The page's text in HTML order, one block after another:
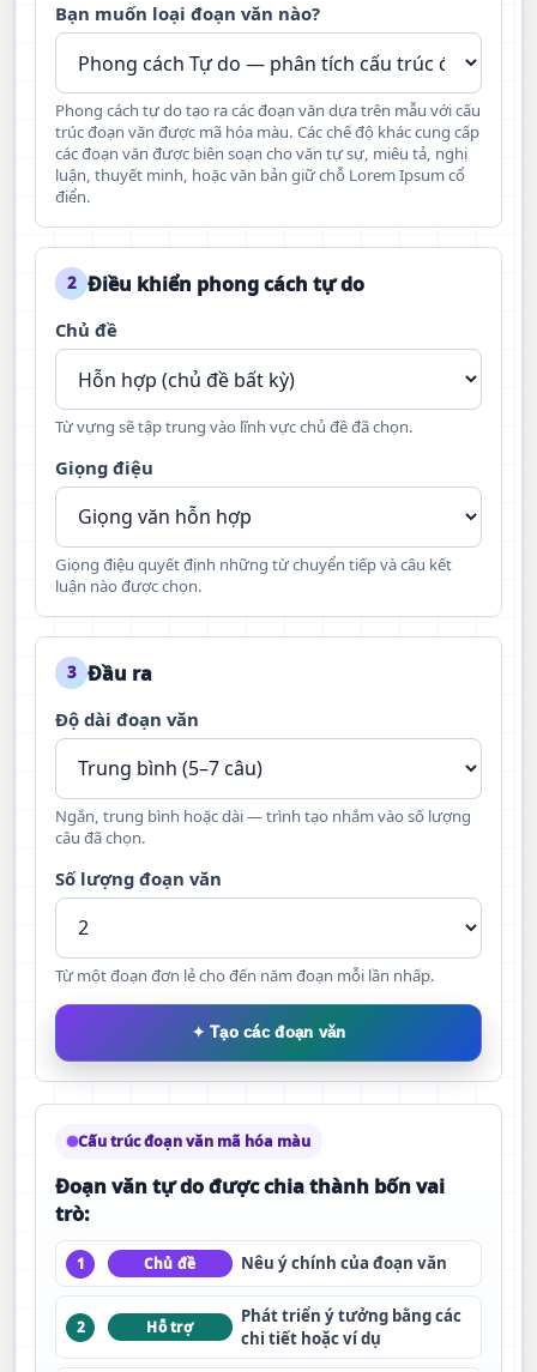
Bạn muốn loại đoạn văn nào?
Phong cách tự do tạo ra các đoạn văn dựa trên mẫu với cấu
trúc đoạn văn được mã hóa màu. Các chế độ khác cung cấp
các đoạn văn được biên soạn cho văn tự sự, miêu tả, nghị
luận, thuyết minh, hoặc văn bản giữ chỗ Lorem Ipsum cổ
điển.
2 Điều khiển phong cách tự do
Chủ đề
Từ vựng sẽ tập trung vào lĩnh vực chủ đề đã chọn.
Giọng điệu
Giọng điệu quyết định những từ chuyển tiếp và câu kết
luận nào được chọn.
3 Đầu ra
Độ dài đoạn văn
Ngắn, trung bình hoặc dài — trình tạo nhắm vào số lượng
câu đã chọn.
Số lượng đoạn văn
Từ một đoạn đơn lẻ cho đến năm đoạn mỗi lần nhấp.
✦ Tạo các đoạn văn
Cấu trúc đoạn văn mã hóa màu
Đoạn văn tự do được chia thành bốn vai
trò:
1 Chủ đề Nêu ý chính của đoạn văn
2 Hỗ trợ
Phát triển ý tưởng bằng các
chi tiết hoặc ví dụ